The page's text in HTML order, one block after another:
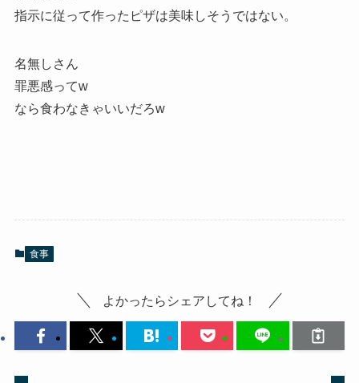
指示に従って作ったピザは美味しそうではない。
名無しさん
罪悪感ってw
なら食わなきゃいいだろw
食事
よかったらシェアしてね！